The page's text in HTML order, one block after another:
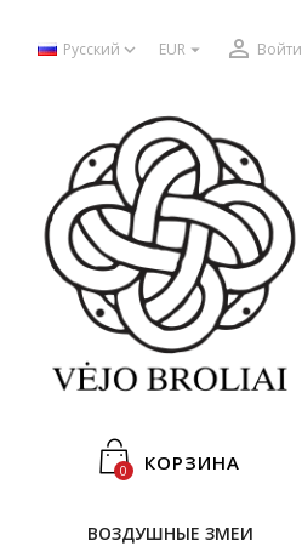
Русский  EUR   Войти
КОРЗИНА
0
ВОЗДУШНЫЕ ЗМЕИ